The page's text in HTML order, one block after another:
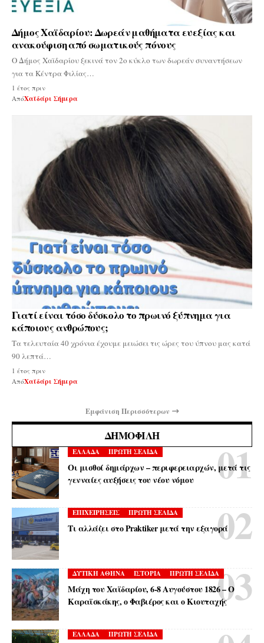
Δήμος Χαϊδαρίου: Δωρεάν μαθήματα ευεξίας και
ανακούφιση από σωματικούς πόνους
Ο Δήμος Χαϊδαρίου ξεκινά τον 2ο κύκλο των δωρεάν συναντήσεων
για τα Κέντρα Φιλίας…
1 έτος πριν
ΑπόΧαϊδάρι Σήμερα
Γιατί είναι τόσο δύσκολο το πρωινό ξύπνημα για
κάποιους ανθρώπους;
Τα τελευταία 40 χρόνια έχουμε μειώσει τις ώρες του ύπνου μας κατά
90 λεπτά…
1 έτος πριν
ΑπόΧαϊδάρι Σήμερα
Εμφάνιση Περισσότερων
ΔΗΜΟΦΙΛΉ
ΕΛΛΑΔΑ ΠΡΩΤΗ ΣΕΛΙΔΑ
Οι μισθοί δημάρχων – περιφερειαρχών, μετά τις
γενναίες αυξήσεις του νέου νόμου
ΕΠΙΧΕΙΡΗΣΕΙΣ ΠΡΩΤΗ ΣΕΛΙΔΑ
Τι αλλάζει στο Praktiker μετά την εξαγορά
ΔΥΤΙΚΗ ΑΘΗΝΑ ΙΣΤΟΡΙΑ ΠΡΩΤΗ ΣΕΛΙΔΑ
Μάχη του Χαϊδαρίου, 6-8 Αυγούστου 1826 – Ο
Καραϊσκάκης, ο Φαβιέρος και ο Κιουταχής
ΕΛΛΑΔΑ ΠΡΩΤΗ ΣΕΛΙΔΑ